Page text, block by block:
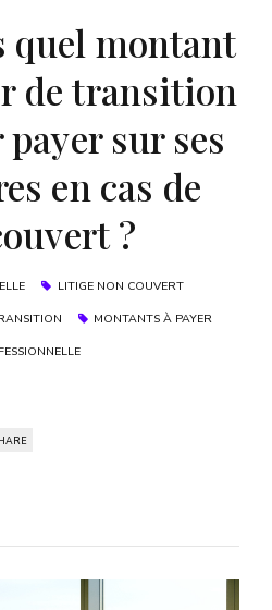
quel montant
de transition
sur ses
en cas de
?
LITIGE NON COUVERT
MONTANTS À PAYER